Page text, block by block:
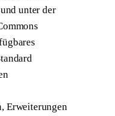
unter der
Erweiterungen